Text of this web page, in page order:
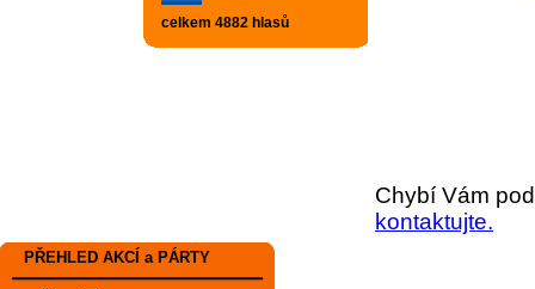
celkem 4882 hlasů
Chybí Vám
kontaktujte.
PŘEHLED AKCÍ a PÁRTY